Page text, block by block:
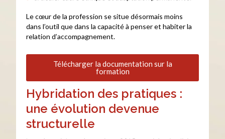
Le cœur de la profession se situe désormais moins
dans l’outil que dans la capacité à penser et habiter la
relation d’accompagnement.
Télécharger la documentation sur la
formation
Hybridation des pratiques :
une évolution devenue
structurelle